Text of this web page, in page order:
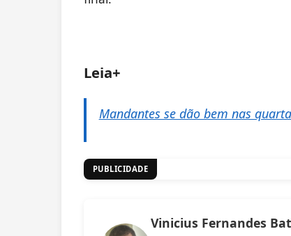
Leia+
Mandantes se dão bem nas
PUBLICIDADE
Vinicius Fernandes